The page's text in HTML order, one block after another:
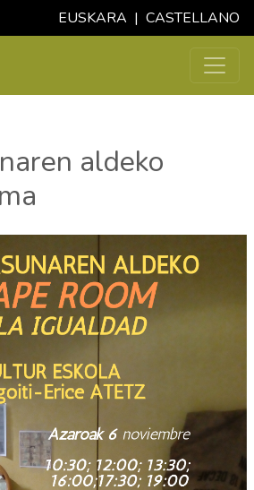
EUSKARA | CASTELLANO
aldeko